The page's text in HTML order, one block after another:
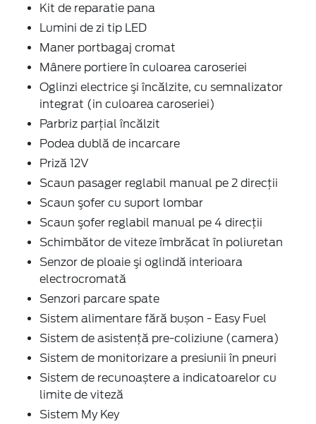
Kit de reparatie pana
Lumini de zi tip LED
Maner portbagaj cromat
Mânere portiere în culoarea caroseriei
Oglinzi electrice şi încălzite, cu semnalizator
integrat (in culoarea caroseriei)
Parbriz parţial încălzit
Podea dublă de incarcare
Priză 12V
Scaun pasager reglabil manual pe 2 direcţii
Scaun şofer cu suport lombar
Scaun şofer reglabil manual pe 4 direcţii
Schimbător de viteze îmbrăcat în poliuretan
Senzor de ploaie şi oglindă interioara
electrocromată
Senzori parcare spate
Sistem alimentare fără bușon - Easy Fuel
Sistem de asistenţă pre-coliziune (camera)
Sistem de monitorizare a presiunii în pneuri
Sistem de recunoaștere a indicatoarelor cu
limite de viteză
Sistem My Key